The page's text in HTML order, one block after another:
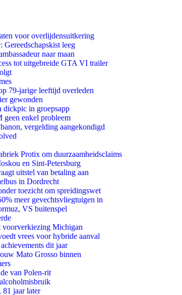
voor overlijdensuitkering
Gereedschapskist leeg
naar maan
tot uitgebreide GTA VI trailer
79-jarige leeftijd overleden
gewonden
dickpic in groepsapp
geen enkel probleem
vergelding aangekondigd
Protix om duurzaamheidsclaims
en Sint-Petersburg
uitstel van betaling aan
in Dordrecht
toezicht om spreidingswet
meer gevechtsvliegtuigen in
VS buitenspel
voorverkiezing Michigan
vrees voor hybride aanval
dit jaar
Mato Grosso binnen
van Polen-rit
81 jaar later